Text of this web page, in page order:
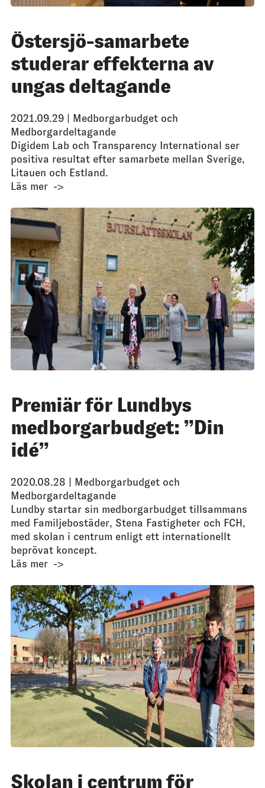
Östersjö-samarbete
studerar effekterna av
ungas deltagande
2021.09.29 |
Medborgarbudget och
Medborgardeltagande
Digidem Lab och Transparency International ser
positiva resultat efter samarbete mellan Sverige,
Litauen och Estland.
Läs mer
Premiär för Lundbys
medborgarbudget: ”Din
idé”
2020.08.28 | Medborgarbudget och
Medborgardeltagande
Lundby startar sin medborgarbudget tillsammans
med Familjebostäder, Stena Fastigheter och FCH,
med skolan i centrum enligt ett internationellt
beprövat koncept.
Läs mer
Skolan i centrum för